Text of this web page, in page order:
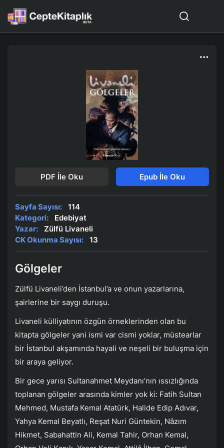
PDF İle Oku Epub İle Oku
Sayfa Sayısı:
114
Kategori:
Edebiyat
Yazar:
Zülfü Livaneli
CK Okunma Sayısı:
13
Gölgeler
Zülfü Livaneli’den İstanbul’a ve onun yazarlarına,
şairlerine bir saygı duruşu.
Livaneli külliyatının özgün örneklerinden olan bu
kitapta gölgeler yani ismi var cismi yoklar, müstearlar
bir İstanbul akşamında hayali ve neşeli bir buluşma için
bir araya geliyor.
Bir gece yarısı Sultanahmet Meydanı’nın ıssızlığında
toplanan gölgeler arasında kimler yok ki: Fatih Sultan
Mehmed, Mustafa Kemal Atatürk, Halide Edip Adıvar,
Yahya Kemal Beyatlı, Reşat Nuri Güntekin, Nâzım
Hikmet, Sabahattin Ali, Kemal Tahir, Orhan Kemal,